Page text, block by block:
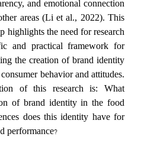
and emotional connection
areas (Li et al., 2022‌). This
highlights the need for research
and practical framework for
the creation of brand identity
behavior and attitudes.
of this research is: What
of brand identity in the food
does this identity have for
performance?